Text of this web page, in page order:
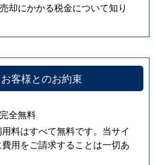
却にかかる税金について知り
お客様とのお約束
全無料
料はすべて無料です。当サイ
費用をご請求することは一切あ